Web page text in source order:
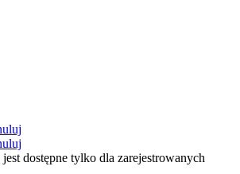
dostępne tylko dla zarejestrowanych